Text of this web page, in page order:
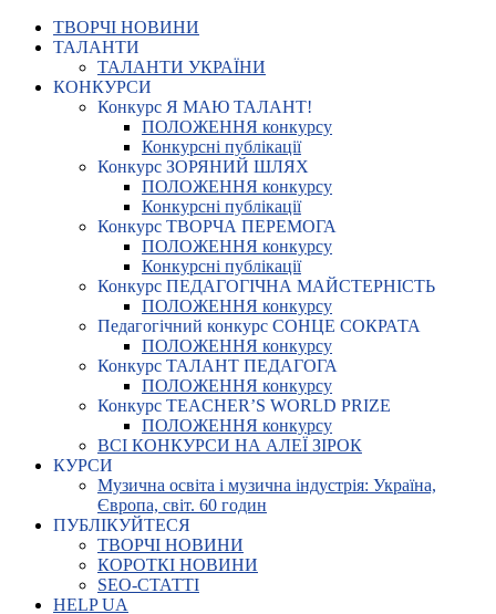
ТВОРЧІ НОВИНИ
ТАЛАНТИ
ТАЛАНТИ УКРАЇНИ
КОНКУРСИ
Конкурс Я МАЮ ТАЛАНТ!
ПОЛОЖЕННЯ конкурсу
Конкурсні публікації
Конкурс ЗОРЯНИЙ ШЛЯХ
ПОЛОЖЕННЯ конкурсу
Конкурсні публікації
Конкурс ТВОРЧА ПЕРЕМОГА
ПОЛОЖЕННЯ конкурсу
Конкурсні публікації
Конкурс ПЕДАГОГІЧНА МАЙСТЕРНІСТЬ
ПОЛОЖЕННЯ конкурсу
Педагогічний конкурс СОНЦЕ СОКРАТА
ПОЛОЖЕННЯ конкурсу
Конкурс ТАЛАНТ ПЕДАГОГА
ПОЛОЖЕННЯ конкурсу
Конкурс TEACHER’S WORLD PRIZE
ПОЛОЖЕННЯ конкурсу
ВСІ КОНКУРСИ НА АЛЕЇ ЗІРОК
КУРСИ
Музична освіта і музична індустрія: Україна,
Європа, світ. 60 годин
ПУБЛІКУЙТЕСЯ
ТВОРЧІ НОВИНИ
КОРОТКІ НОВИНИ
SEO-СТАТТІ
HELP UA